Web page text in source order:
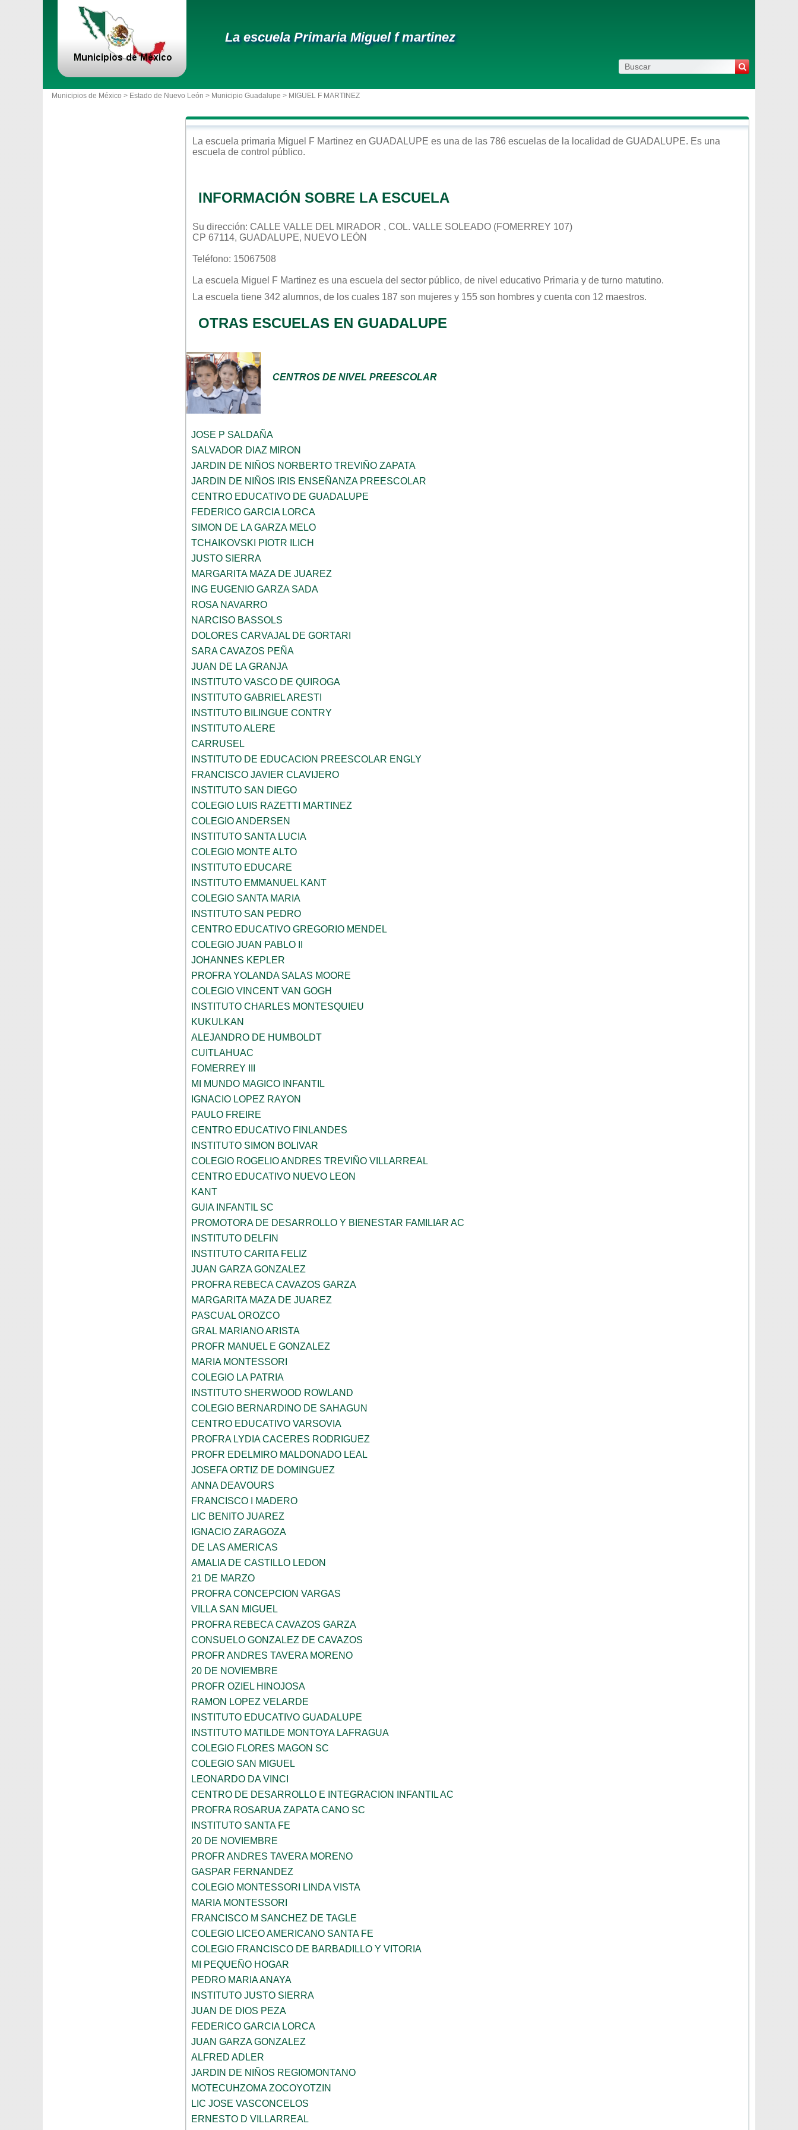
La escuela Primaria Miguel f martinez
Municipios de México > Estado de Nuevo León > Municipio Guadalupe > MIGUEL F MARTINEZ
La escuela primaria Miguel F Martinez en GUADALUPE es una de las 786 escuelas de la localidad de GUADALUPE. Es una
escuela de control público.
INFORMACIÓN SOBRE LA ESCUELA
Su dirección: CALLE VALLE DEL MIRADOR , COL. VALLE SOLEADO (FOMERREY 107)
CP 67114, GUADALUPE, NUEVO LEÓN
Teléfono: 15067508
La escuela Miguel F Martinez es una escuela del sector público, de nivel educativo Primaria y de turno matutino.
La escuela tiene 342 alumnos, de los cuales 187 son mujeres y 155 son hombres y cuenta con 12 maestros.
OTRAS ESCUELAS EN GUADALUPE
CENTROS DE NIVEL PREESCOLAR
JOSE P SALDAÑA
SALVADOR DIAZ MIRON
JARDIN DE NIÑOS NORBERTO TREVIÑO ZAPATA
JARDIN DE NIÑOS IRIS ENSEÑANZA PREESCOLAR
CENTRO EDUCATIVO DE GUADALUPE
FEDERICO GARCIA LORCA
SIMON DE LA GARZA MELO
TCHAIKOVSKI PIOTR ILICH
JUSTO SIERRA
MARGARITA MAZA DE JUAREZ
ING EUGENIO GARZA SADA
ROSA NAVARRO
NARCISO BASSOLS
DOLORES CARVAJAL DE GORTARI
SARA CAVAZOS PEÑA
JUAN DE LA GRANJA
INSTITUTO VASCO DE QUIROGA
INSTITUTO GABRIEL ARESTI
INSTITUTO BILINGUE CONTRY
INSTITUTO ALERE
CARRUSEL
INSTITUTO DE EDUCACION PREESCOLAR ENGLY
FRANCISCO JAVIER CLAVIJERO
INSTITUTO SAN DIEGO
COLEGIO LUIS RAZETTI MARTINEZ
COLEGIO ANDERSEN
INSTITUTO SANTA LUCIA
COLEGIO MONTE ALTO
INSTITUTO EDUCARE
INSTITUTO EMMANUEL KANT
COLEGIO SANTA MARIA
INSTITUTO SAN PEDRO
CENTRO EDUCATIVO GREGORIO MENDEL
COLEGIO JUAN PABLO II
JOHANNES KEPLER
PROFRA YOLANDA SALAS MOORE
COLEGIO VINCENT VAN GOGH
INSTITUTO CHARLES MONTESQUIEU
KUKULKAN
ALEJANDRO DE HUMBOLDT
CUITLAHUAC
FOMERREY III
MI MUNDO MAGICO INFANTIL
IGNACIO LOPEZ RAYON
PAULO FREIRE
CENTRO EDUCATIVO FINLANDES
INSTITUTO SIMON BOLIVAR
COLEGIO ROGELIO ANDRES TREVIÑO VILLARREAL
CENTRO EDUCATIVO NUEVO LEON
KANT
GUIA INFANTIL SC
PROMOTORA DE DESARROLLO Y BIENESTAR FAMILIAR AC
INSTITUTO DELFIN
INSTITUTO CARITA FELIZ
JUAN GARZA GONZALEZ
PROFRA REBECA CAVAZOS GARZA
MARGARITA MAZA DE JUAREZ
PASCUAL OROZCO
GRAL MARIANO ARISTA
PROFR MANUEL E GONZALEZ
MARIA MONTESSORI
COLEGIO LA PATRIA
INSTITUTO SHERWOOD ROWLAND
COLEGIO BERNARDINO DE SAHAGUN
CENTRO EDUCATIVO VARSOVIA
PROFRA LYDIA CACERES RODRIGUEZ
PROFR EDELMIRO MALDONADO LEAL
JOSEFA ORTIZ DE DOMINGUEZ
ANNA DEAVOURS
FRANCISCO I MADERO
LIC BENITO JUAREZ
IGNACIO ZARAGOZA
DE LAS AMERICAS
AMALIA DE CASTILLO LEDON
21 DE MARZO
PROFRA CONCEPCION VARGAS
VILLA SAN MIGUEL
PROFRA REBECA CAVAZOS GARZA
CONSUELO GONZALEZ DE CAVAZOS
PROFR ANDRES TAVERA MORENO
20 DE NOVIEMBRE
PROFR OZIEL HINOJOSA
RAMON LOPEZ VELARDE
INSTITUTO EDUCATIVO GUADALUPE
INSTITUTO MATILDE MONTOYA LAFRAGUA
COLEGIO FLORES MAGON SC
COLEGIO SAN MIGUEL
LEONARDO DA VINCI
CENTRO DE DESARROLLO E INTEGRACION INFANTIL AC
PROFRA ROSARUA ZAPATA CANO SC
INSTITUTO SANTA FE
20 DE NOVIEMBRE
PROFR ANDRES TAVERA MORENO
GASPAR FERNANDEZ
COLEGIO MONTESSORI LINDA VISTA
MARIA MONTESSORI
FRANCISCO M SANCHEZ DE TAGLE
COLEGIO LICEO AMERICANO SANTA FE
COLEGIO FRANCISCO DE BARBADILLO Y VITORIA
MI PEQUEÑO HOGAR
PEDRO MARIA ANAYA
INSTITUTO JUSTO SIERRA
JUAN DE DIOS PEZA
FEDERICO GARCIA LORCA
JUAN GARZA GONZALEZ
ALFRED ADLER
JARDIN DE NIÑOS REGIOMONTANO
MOTECUHZOMA ZOCOYOTZIN
LIC JOSE VASCONCELOS
ERNESTO D VILLARREAL